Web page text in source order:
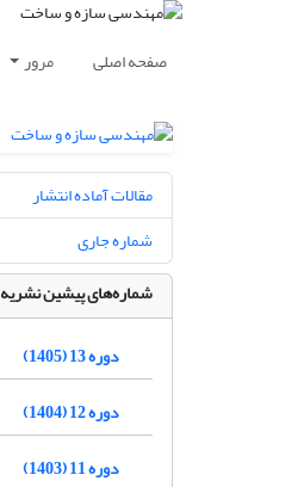
صفحه اصلی مرور
مقالات آماده انتشار
شماره جاری
شماره‌های پیشین نشریه
دوره 13 (1405)
دوره 12 (1404)
دوره 11 (1403)